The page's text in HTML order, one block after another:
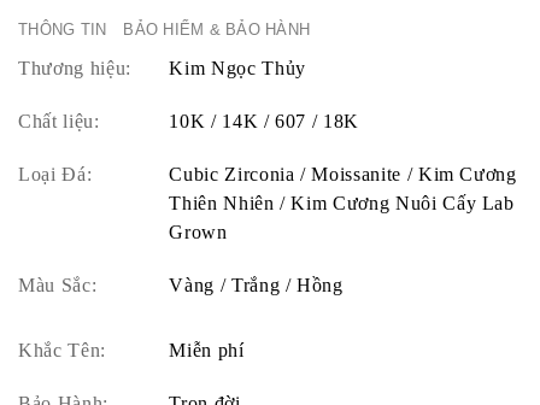
THÔNG TIN BẢO HIỂM & BẢO HÀNH
Thương hiệu: Kim Ngọc Thủy
Chất liệu: 10K / 14K / 607 / 18K
Loại Đá:
Cubic Zirconia / Moissanite / Kim Cương
Thiên Nhiên / Kim Cương Nuôi Cấy Lab
Grown
Màu Sắc: Vàng / Trắng / Hồng
Khắc Tên: Miễn phí